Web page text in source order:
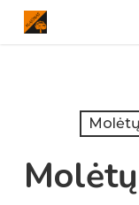
Skip